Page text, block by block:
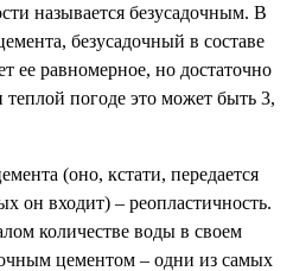
называется безусадочным. В
безусадочный в составе
ее равномерное, но достаточно
погоде это может быть 3,
(оно, кстати, передается
он входит) – реопластичность.
количестве воды в своем
цементом – одни из самых